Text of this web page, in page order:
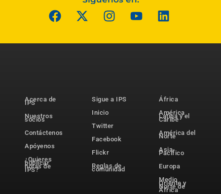
Acerca de
IPS
Nuestros
socios
Contáctenos
Apóyenos
¿Quieres
publicar
notas de
IPS?
Sigue a IPS
Inicio
Twitter
Facebook
Flickr
Reglas de
comunidad
África
América
Latina y el
Caribe
América del
Norte
Asia-
Pacífico
Europa
Medio
Oriente y
Norte de
África